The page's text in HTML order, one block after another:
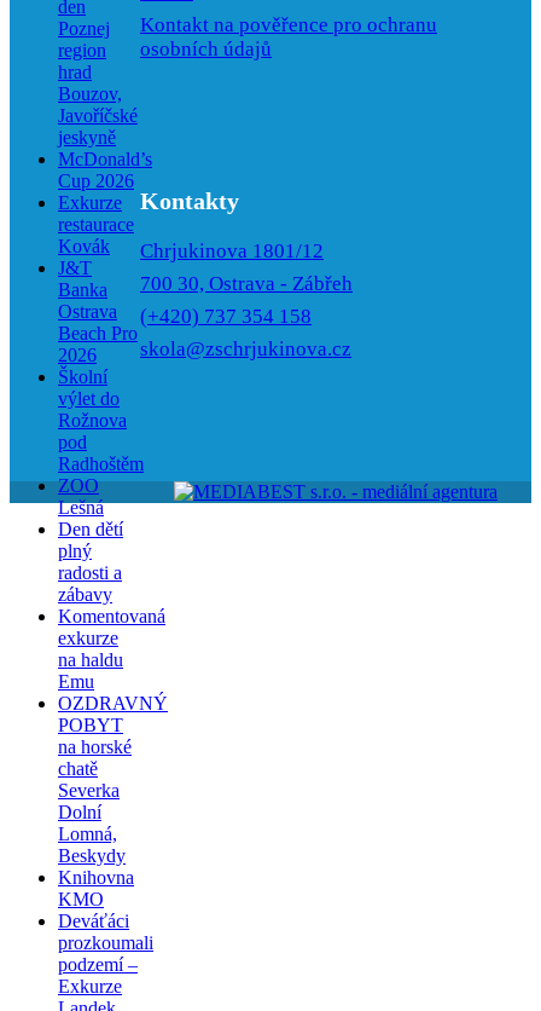
den
Poznej
region
hrad
Bouzov,
Javoříčské
jeskyně
McDonald’s
Cup 2026
Exkurze
restaurace
Kovák
J&T
Banka
Ostrava
Beach Pro
2026
Školní
výlet do
Rožnova
pod
Radhoštěm
ZOO
Lešná
Den dětí
plný
radosti a
zábavy
Komentovaná
exkurze
na haldu
Emu
OZDRAVNÝ
POBYT
na horské
chatě
Severka
Dolní
Lomná,
Beskydy
Knihovna
KMO
Deváťáci
prozkoumali
podzemí –
Exkurze
Kontakt na pověřence pro ochranu
osobních údajů
Kontakty
Chrjukinova 1801/12
700 30, Ostrava - Zábřeh
(+420) 737 354 158
skola@zschrjukinova.cz